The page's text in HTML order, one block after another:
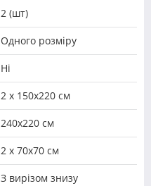
2 (шт)
Одного розміру
Ні
2 х 150х220 см
240х220 см
2 х 70х70 см
З вирізом знизу